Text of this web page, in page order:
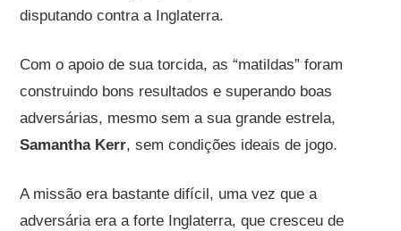
disputando contra a Inglaterra.
Com o apoio de sua torcida, as “matildas” foram
construindo bons resultados e superando boas
adversárias, mesmo sem a sua grande estrela,
Samantha Kerr, sem condições ideais de jogo.
A missão era bastante difícil, uma vez que a
adversária era a forte Inglaterra, que cresceu de